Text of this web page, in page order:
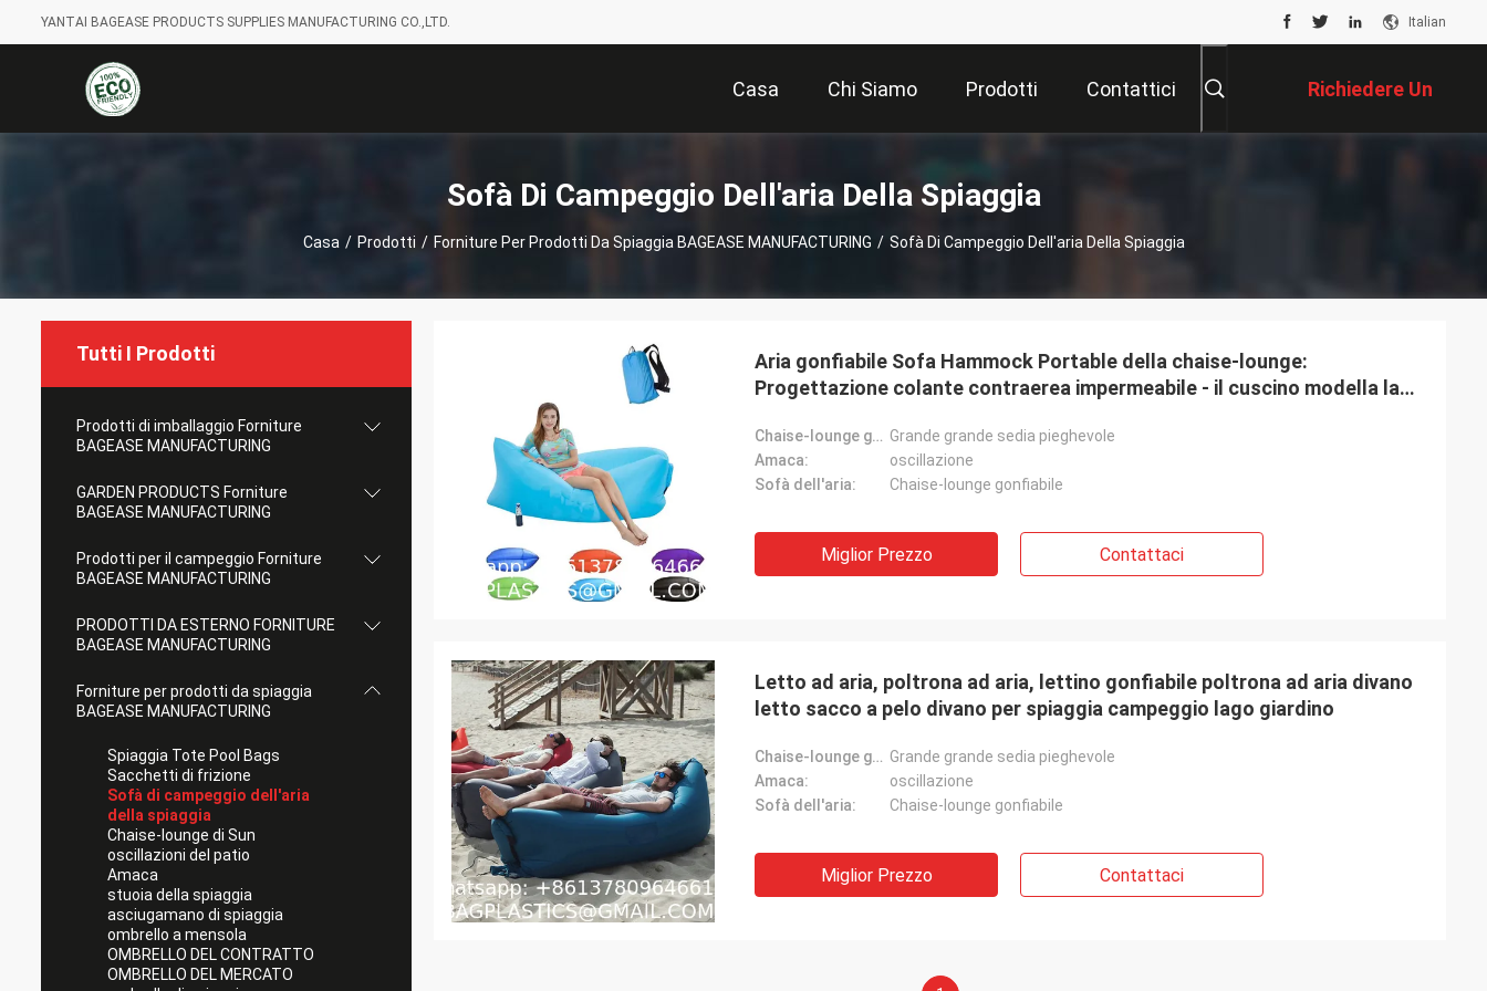
YANTAI BAGEASE PRODUCTS SUPPLIES MANUFACTURING CO.,LTD. Italian
Casa Chi Siamo Prodotti Contattici Richiedere Un
Preventivo
Sofà Di Campeggio Dell'aria Della Spiaggia
Casa / Prodotti / Forniture Per Prodotti Da Spiaggia BAGEASE MANUFACTURING / Sofà Di Campeggio Dell'aria Della Spiaggia
Tutti I Prodotti
Prodotti di imballaggio Forniture
BAGEASE MANUFACTURING
GARDEN PRODUCTS Forniture
BAGEASE MANUFACTURING
Prodotti per il campeggio Forniture
BAGEASE MANUFACTURING
PRODOTTI DA ESTERNO FORNITURE
BAGEASE MANUFACTURING
Forniture per prodotti da spiaggia
BAGEASE MANUFACTURING
Spiaggia Tote Pool Bags
Sacchetti di frizione
Sofà di campeggio dell'aria
della spiaggia
Chaise-lounge di Sun
oscillazioni del patio
Amaca
stuoia della spiaggia
asciugamano di spiaggia
ombrello a mensola
OMBRELLO DEL CONTRATTO
OMBRELLO DEL MERCATO
Aria gonfiabile Sofa Hammock Portable della chaise-lounge:
Progettazione colante contraerea impermeabile - il cuscino modella la
Chaise-lounge gonfiabile: Grande grande sedia pieghevole
Amaca:
oscillazione
Sofà dell'aria:
Chaise-lounge gonfiabile
Miglior Prezzo Contattaci
Letto ad aria, poltrona ad aria, lettino gonfiabile poltrona ad aria divano
letto sacco a pelo divano per spiaggia campeggio lago giardino
Chaise-lounge gonfiabile: Grande grande sedia pieghevole
Amaca:
oscillazione
Sofà dell'aria:
Chaise-lounge gonfiabile
Miglior Prezzo Contattaci